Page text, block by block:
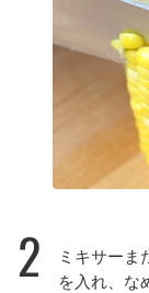
2
ミキサーま
を入れ、な